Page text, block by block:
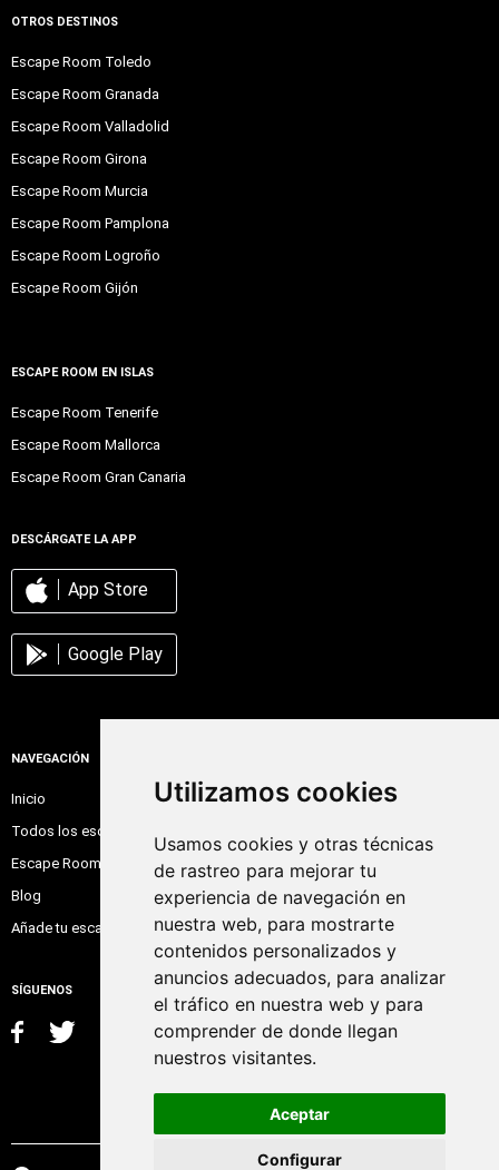
Utilizamos cookies
Usamos cookies y otras técnicas
de rastreo para mejorar tu
experiencia de navegación en
nuestra web, para mostrarte
contenidos personalizados y
anuncios adecuados, para analizar
el tráfico en nuestra web y para
comprender de donde llegan
nuestros visitantes.
Aceptar
Configurar
OTROS DESTINOS
Escape Room Toledo
Escape Room Granada
Escape Room Valladolid
Escape Room Girona
Escape Room Murcia
Escape Room Pamplona
Escape Room Logroño
Escape Room Gijón
ESCAPE ROOM EN ISLAS
Escape Room Tenerife
Escape Room Mallorca
Escape Room Gran Canaria
DESCÁRGATE LA APP
App Store
Google Play
NAVEGACIÓN
Inicio
Todos los escape room
Escape Room Online
Blog
Añade tu escape room
SÍGUENOS